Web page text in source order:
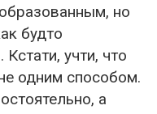
но
будто
учти, что
одним способом.
а